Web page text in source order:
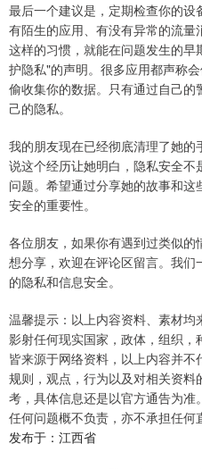
最后一个建议是，定期检查你的
有陌生的应用、有没有异常的流
这样的习惯，就能在问题发生的
护隐私"的声明。很多应用都声称
偷收集你的数据。只有通过自己
己的隐私。
我的朋友现在已经彻底清理了她
说这个经历让她明白，隐私安全
问题。希望通过分享她的故事和
安全的重要性。
各位朋友，如果你有遇到过类似
想分享，欢迎在评论区留言。我
的隐私和信息安全。
温馨提示：以上内容资料、素材均
影射任何现实国家，政体，组织
皆来源于网络资料，以上内容并不
规则，观点，行为以及对相关资
考，具体信息还是以官方通告为
任何问题概不负责，亦不承担任何
发布于：江西省